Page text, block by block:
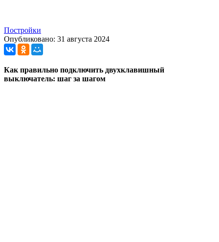
Постройки
Опубликовано: 31 августа 2024
Как правильно подключить двухклавишный
выключатель: шаг за шагом